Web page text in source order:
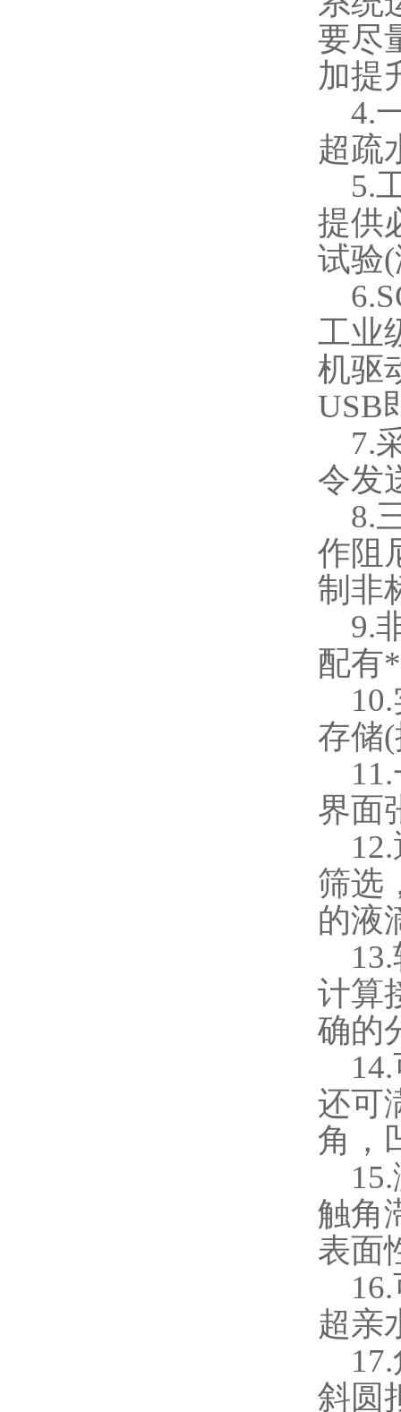
要尽
加提
4.
超疏
5.
提供
试验(
工业
机驱
USB
7.
令发
8.
作阻
制非
9.
配有
10.
存储(
11.
界面
12.
筛选
的液
13.
计算
确的
14.
还可
角，
15.
触角
表面
16.
超亲
17.
斜圆